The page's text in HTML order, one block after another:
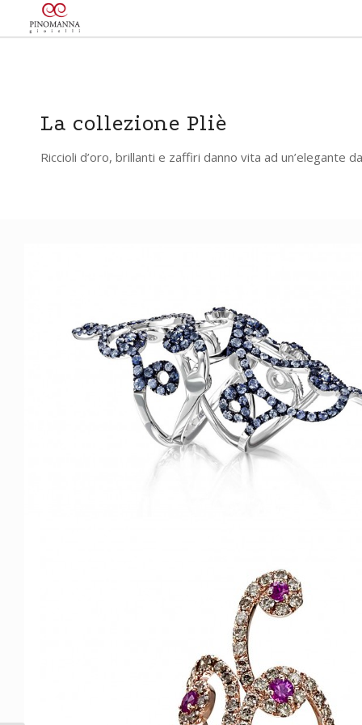
La collezione Pliè
Riccioli d’oro, brillanti e zaffiri danno vita ad un’elegante